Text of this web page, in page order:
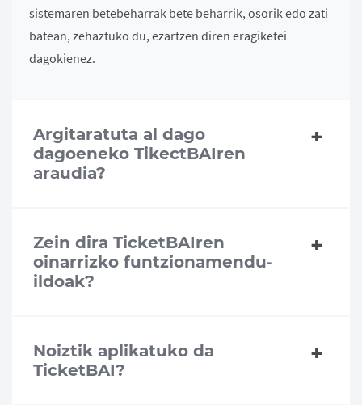
sistemaren betebeharrak bete beharrik, osorik edo zati
batean, zehaztuko du, ezartzen diren eragiketei
dagokienez.
Argitaratuta al dago
dagoeneko TikectBAIren
araudia?
Zein dira TicketBAIren
oinarrizko funtzionamendu-
ildoak?
Noiztik aplikatuko da
TicketBAI?